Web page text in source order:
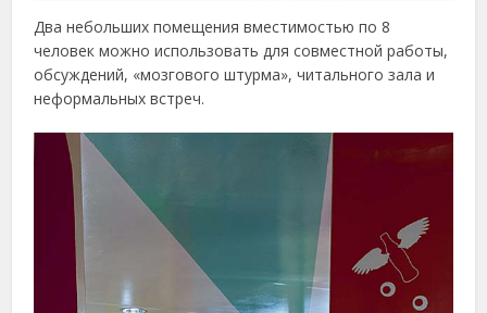
Два небольших помещения вместимостью по 8
человек можно использовать для совместной работы,
обсуждений, «мозгового штурма», читального зала и
неформальных встреч.